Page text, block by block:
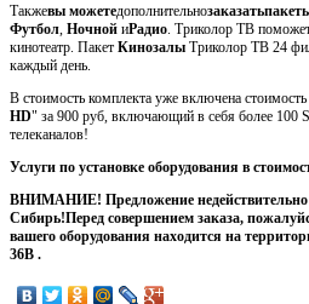
Такжевы можетедополнительнозаказать
Футбол, Ночной иРадио. Триколор ТВ
кинотеатр. Пакет Кинозалы Триколор ТВ 24
каждый день.
В стоимость комплекта уже включена
HD" за 900 руб, включающий в себя более 100
телеканалов!
Услуги по установке оборудования в
ВНИМАНИЕ! Предложение недействительно
Сибирь!Перед совершением заказа,
вашего оборудования находится на
36B .